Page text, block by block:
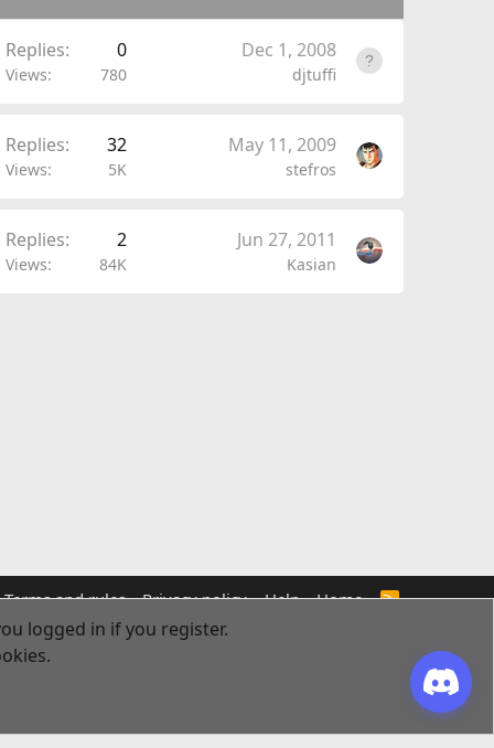
Replies 0
Views 780
Dec 1, 2008
djtuffi
Replies 32
Views 5K
May 11, 2009
stefros
Replies 2
Views 84K
Jun 27, 2011
Kasian
Terms and rules Privacy policy Help Home
R
logged in if you register.